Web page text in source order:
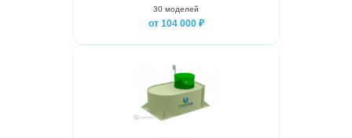
30 моделей
от 104 000 ₽